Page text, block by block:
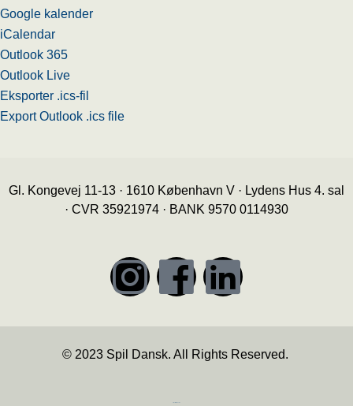
Google kalender
iCalendar
Outlook 365
Outlook Live
Eksporter .ics-fil
Export Outlook .ics file
Gl. Kongevej 11-13 · 1610 København V · Lydens Hus 4. sal
· CVR 35921974 · BANK 9570 0114930
© 2023 Spil Dansk. All Rights Reserved.